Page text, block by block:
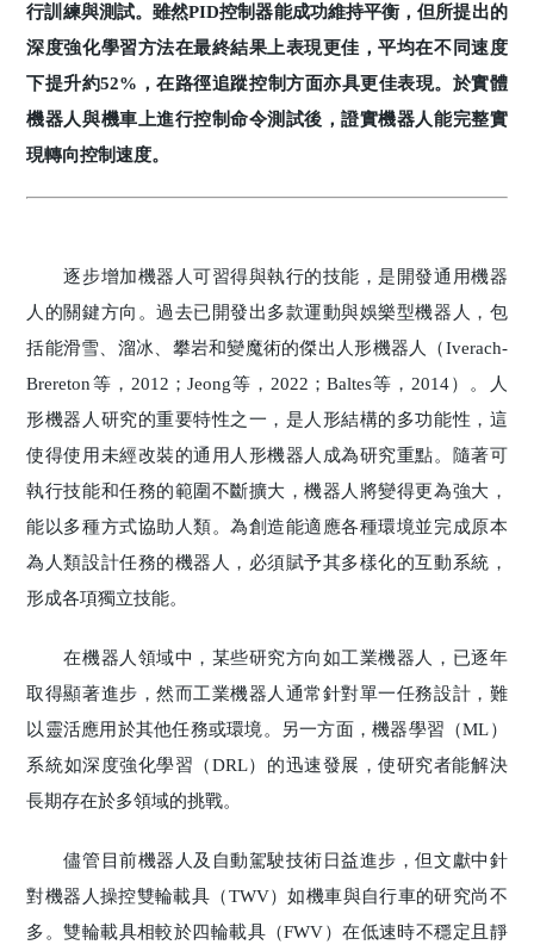
行訓練與測試。雖然PID控制器能成功維持平衡，但所提出的
深度強化學習方法在最終結果上表現更佳，平均在不同速度
下提升約52%，在路徑追蹤控制方面亦具更佳表現。於實體
機器人與機車上進行控制命令測試後，證實機器人能完整實
現轉向控制速度。
逐步增加機器人可習得與執行的技能，是開發通用機器
人的關鍵方向。過去已開發出多款運動與娛樂型機器人，包
括能滑雪、溜冰、攀岩和變魔術的傑出人形機器人（Iverach-
Brereton等，2012；Jeong等，2022；Baltes等，2014）。人
形機器人研究的重要特性之一，是人形結構的多功能性，這
使得使用未經改裝的通用人形機器人成為研究重點。隨著可
執行技能和任務的範圍不斷擴大，機器人將變得更為強大，
能以多種方式協助人類。為創造能適應各種環境並完成原本
為人類設計任務的機器人，必須賦予其多樣化的互動系統，
形成各項獨立技能。
在機器人領域中，某些研究方向如工業機器人，已逐年
取得顯著進步，然而工業機器人通常針對單一任務設計，難
以靈活應用於其他任務或環境。另一方面，機器學習（ML）
系統如深度強化學習（DRL）的迅速發展，使研究者能解決
長期存在於多領域的挑戰。
儘管目前機器人及自動駕駛技術日益進步，但文獻中針
對機器人操控雙輪載具（TWV）如機車與自行車的研究尚不
多。雙輪載具相較於四輪載具（FWV）在低速時不穩定且靜